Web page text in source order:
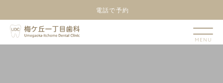
電話で予約